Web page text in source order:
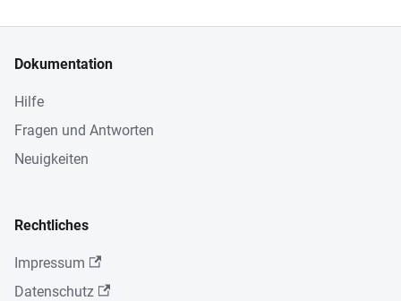
Dokumentation
Hilfe
Fragen und Antworten
Neuigkeiten
Rechtliches
Impressum
Datenschutz